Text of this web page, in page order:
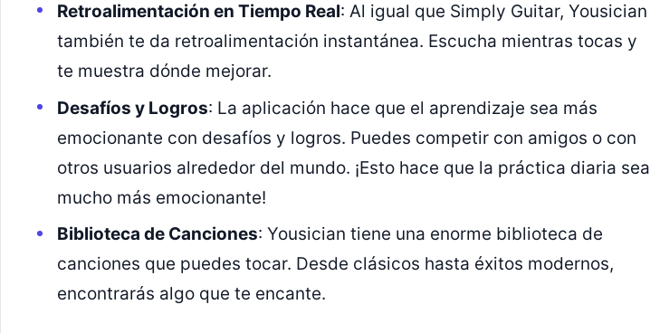
Retroalimentación en Tiempo Real: Al igual que Simply Guitar, Yousician
también te da retroalimentación instantánea. Escucha mientras tocas y
te muestra dónde mejorar.
Desafíos y Logros: La aplicación hace que el aprendizaje sea más
emocionante con desafíos y logros. Puedes competir con amigos o con
otros usuarios alrededor del mundo. ¡Esto hace que la práctica diaria sea
mucho más emocionante!
Biblioteca de Canciones: Yousician tiene una enorme biblioteca de
canciones que puedes tocar. Desde clásicos hasta éxitos modernos,
encontrarás algo que te encante.